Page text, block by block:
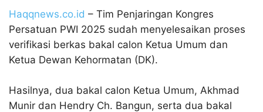
Haqqnews.co.id – Tim Penjaringan Kongres
Persatuan PWI 2025 sudah menyelesaikan proses
verifikasi berkas bakal calon Ketua Umum dan
Ketua Dewan Kehormatan (DK).
Hasilnya, dua bakal calon Ketua Umum, Akhmad
Munir dan Hendry Ch. Bangun, serta dua bakal